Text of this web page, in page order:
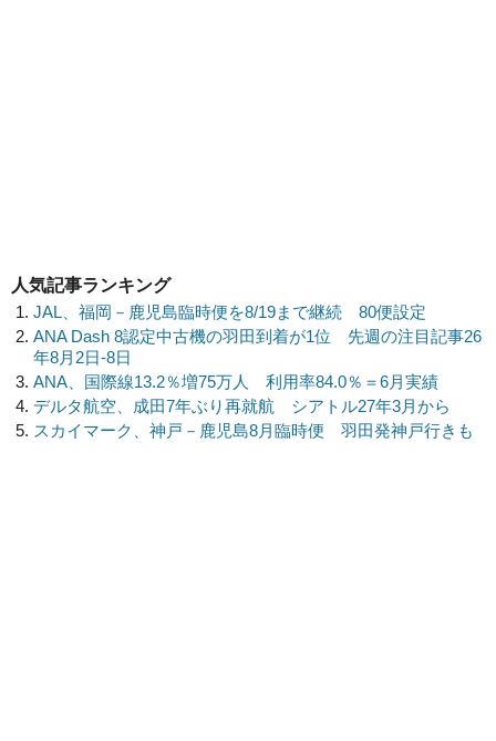
人気記事ランキング
JAL、福岡－鹿児島臨時便を8/19まで継続 80便設定
ANA Dash 8認定中古機の羽田到着が1位 先週の注目記事26
年8月2日-8日
ANA、国際線13.2％増75万人 利用率84.0％＝6月実績
デルタ航空、成田7年ぶり再就航 シアトル27年3月から
スカイマーク、神戸－鹿児島8月臨時便 羽田発神戸行きも